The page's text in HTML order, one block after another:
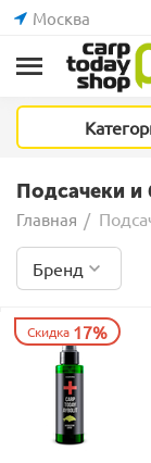
Москва
Подсачеки и
Главная /
Бренд
Скидка 17%